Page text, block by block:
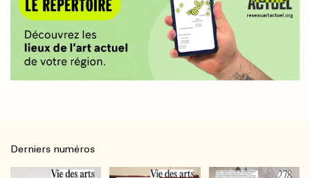
Derniers numéros